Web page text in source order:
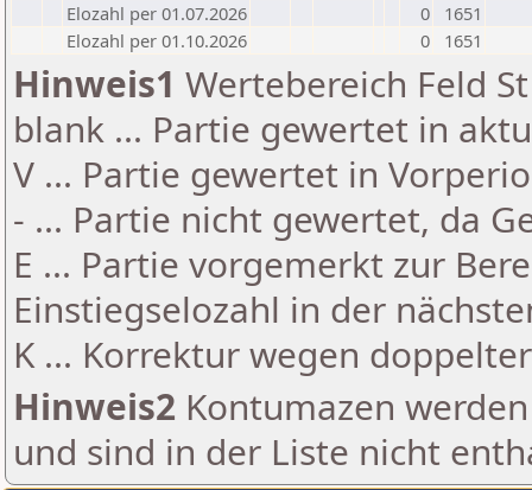
Elozahl per 01.07.2026
0
1651
Elozahl per 01.10.2026
0 1651
Hinweis1 Wertebereich Feld
blank ... Partie gewertet in
V ... Partie gewertet in
- ... Partie nicht gewertet, da
E ... Partie vorgemerkt zur
Einstiegselozahl in der
K ... Korrektur wegen
Hinweis2 Kontumazen
und sind in der Liste nicht